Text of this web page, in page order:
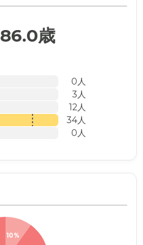
86.0歳
0人
3人
12人
34人
0人
10%